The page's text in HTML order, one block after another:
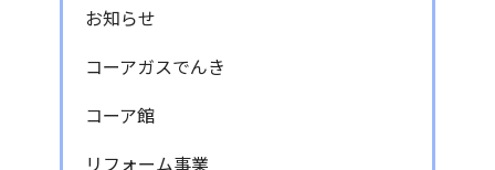
お知らせ
コーアガスでんき
コーア館
リフォーム事業